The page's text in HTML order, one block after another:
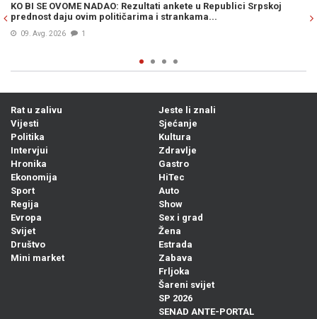
BARONESA ARMINKA HELIĆ O UVOĐENJU NOVIH
DODIKU: „To je trebalo odavno učiniti. Ovo je kontinuirana
Rat u zalivu
Vijesti
Politika
Intervjui
Hronika
Ekonomija
Sport
Regija
Evropa
Svijet
Društvo
Mini market
Jeste li znali
Sjećanje
Kultura
Zdravlje
Gastro
HiTec
Auto
Show
Sex i grad
Žena
Estrada
Zabava
Frljoka
Šareni svijet
SP 2026
SENAD ANTE-PORTAL